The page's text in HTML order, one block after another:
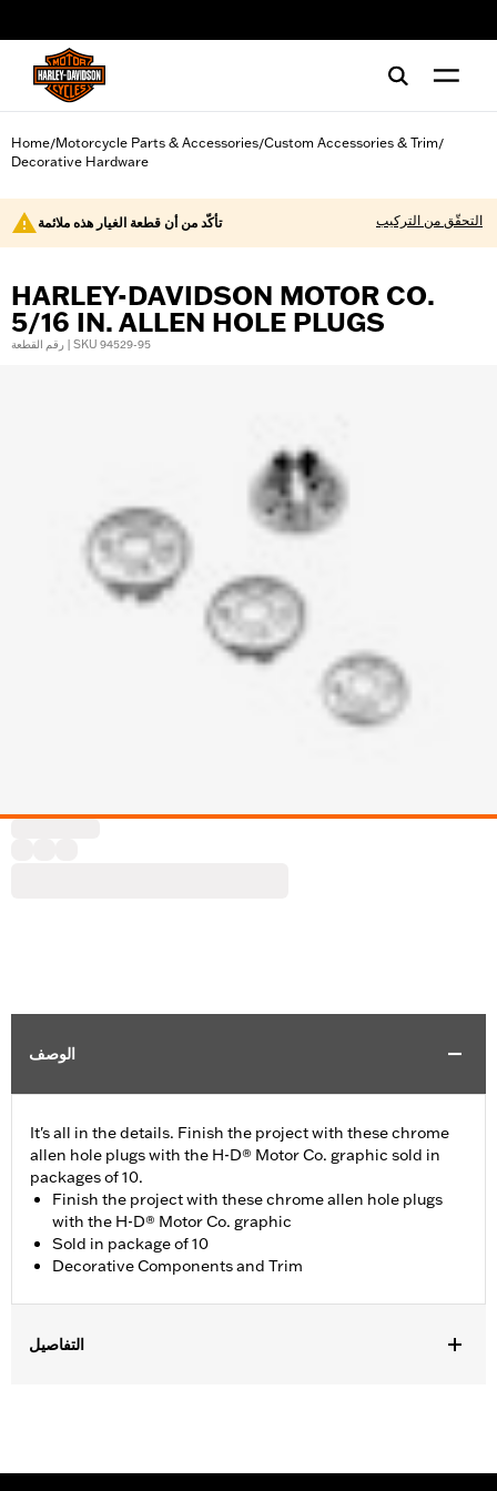
Home/Motorcycle Parts & Accessories/Custom Accessories & Trim/
Decorative Hardware
تأكّد من أن قطعة الغيار هذه ملائمة التحقّق من التركيب
HARLEY-DAVIDSON MOTOR CO.
5/16 IN. ALLEN HOLE PLUGS
رقم القطعة | SKU 94529-95
الوصف
It's all in the details. Finish the project with these chrome
allen hole plugs with the H-D® Motor Co. graphic sold in
packages of 10.
Finish the project with these chrome allen hole plugs
with the H-D® Motor Co. graphic
Sold in package of 10
Decorative Components and Trim
التفاصيل
Material Diameter UOM:Inches